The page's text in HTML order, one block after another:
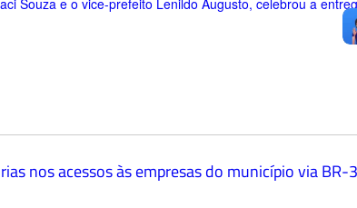
nos acessos às empresas do município via BR-